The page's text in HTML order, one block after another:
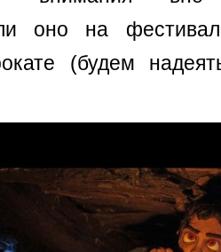
ли оно на
(будем